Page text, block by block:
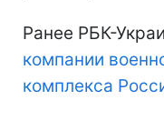
Ранее РБК-
компании
комплекса